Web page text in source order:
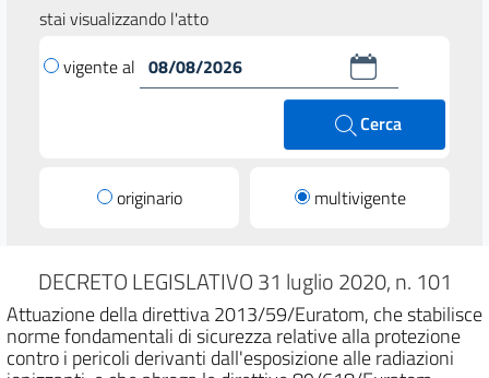
stai visualizzando l'atto
vigente al
Cerca
originario multivigente
DECRETO LEGISLATIVO 31 luglio 2020, n. 101
Attuazione della direttiva 2013/59/Euratom, che stabilisce
norme fondamentali di sicurezza relative alla protezione
contro i pericoli derivanti dall'esposizione alle radiazioni